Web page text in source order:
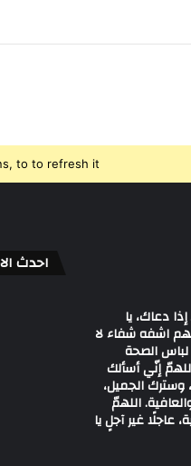
to to refresh it.
دعاك، يا
اشفه شفاء لا
لباس الصحة
إنّي أسألك
الجميل،
اللهمّ
عاجلًا غير آجلٍ يا
احدث